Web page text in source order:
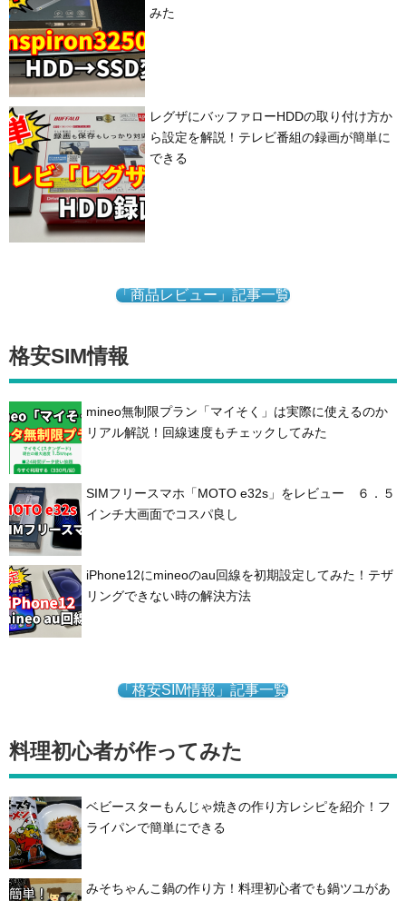
みた
レグザにバッファローHDDの取り付け方か
ら設定を解説！テレビ番組の録画が簡単に
できる
「商品レビュー」記事一覧
格安SIM情報
mineo無制限プラン「マイそく」は実際に使えるのか
リアル解説！回線速度もチェックしてみた
SIMフリースマホ「MOTO e32s」をレビュー ６．５
インチ大画面でコスパ良し
iPhone12にmineoのau回線を初期設定してみた！テザ
リングできない時の解決方法
「格安SIM情報」記事一覧
料理初心者が作ってみた
ベビースターもんじゃ焼きの作り方レシピを紹介！フ
ライパンで簡単にできる
みそちゃんこ鍋の作り方！料理初心者でも鍋ツユがあ